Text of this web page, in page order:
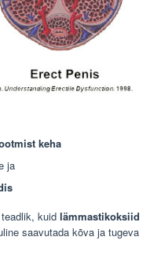
keha
ja
kuid lämmastikoksiid
saavutada kõva ja tugeva